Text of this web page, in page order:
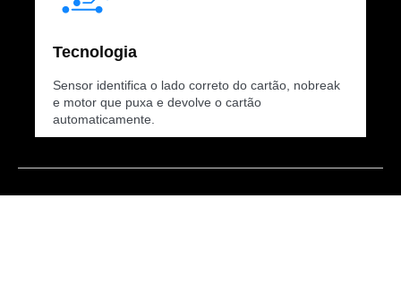
Tecnologia
Sensor identifica o lado correto do cartão, nobreak
e motor que puxa e devolve o cartão
automaticamente.